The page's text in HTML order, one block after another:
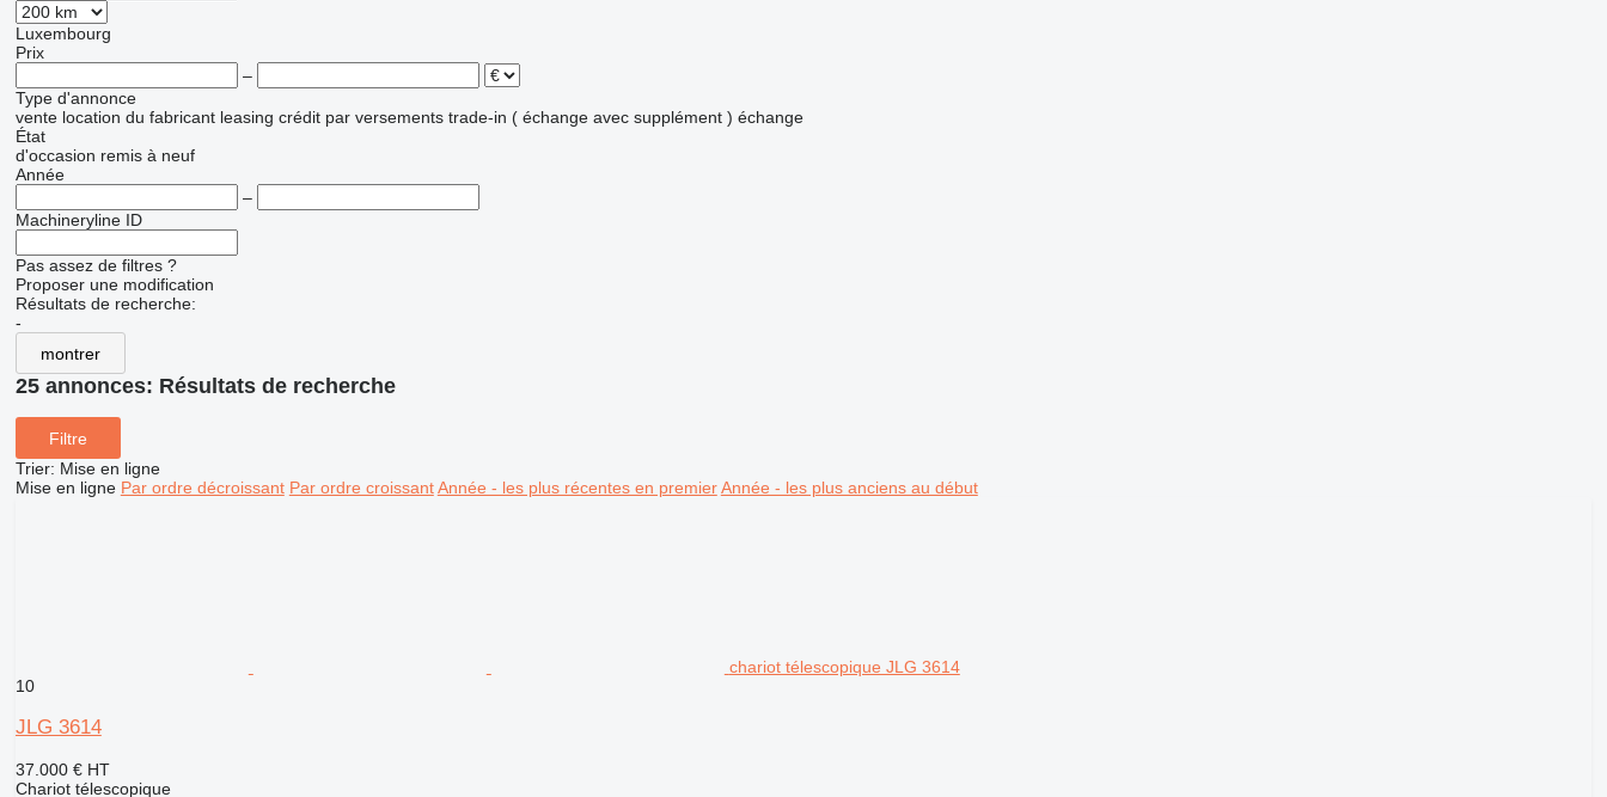
Luxembourg
Prix
–
Type d'annonce
vente location du fabricant leasing crédit par versements trade-in ( échange avec supplément ) échange
État
d'occasion remis à neuf
Année
–
Machineryline ID
Pas assez de filtres ?
Proposer une modification
Résultats de recherche:
-
montrer
25 annonces: Résultats de recherche
Filtre
Trier: Mise en ligne
Mise en ligne Par ordre décroissant Par ordre croissant Année - les plus récentes en premier Année - les plus anciens au début
chariot télescopique JLG 3614
10
JLG 3614
37.000 € HT
Chariot télescopique